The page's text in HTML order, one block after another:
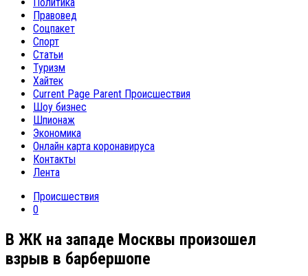
Правовед
Соцпакет
Спорт
Статьи
Туризм
Хайтек
Current Page Parent Происшествия
Шоу бизнес
Шпионаж
Экономика
Онлайн карта коронавируса
Контакты
Лента
Происшествия
0
В ЖК на западе Москвы произошел
взрыв в барбершопе